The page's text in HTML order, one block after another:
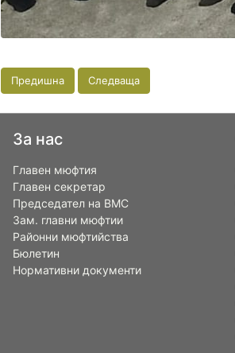
Предишна Следваща
За нас
Главен мюфтия
Главен секретар
Председател на ВМС
Зам. главни мюфтии
Районни мюфтийства
Бюлетин
Нормативни документи